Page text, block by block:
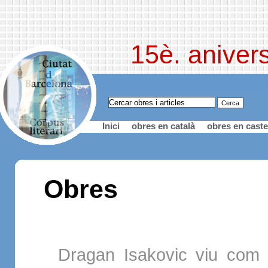
15è.
Inici obres en català obres en
Obres
Dragan Isakovic viu